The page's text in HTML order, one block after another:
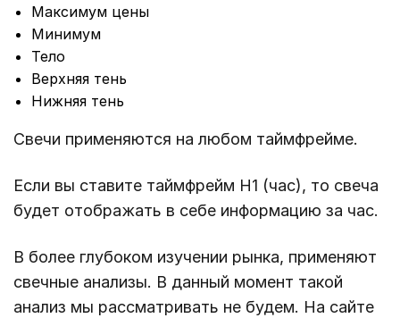
Максимум цены
Минимум
Тело
Верхняя тень
Нижняя тень
Свечи применяются на любом таймфрейме.
Если вы ставите таймфрейм Н1 (час), то свеча
будет отображать в себе информацию за час.
В более глубоком изучении рынка, применяют
свечные анализы. В данный момент такой
анализ мы рассматривать не будем. На сайте